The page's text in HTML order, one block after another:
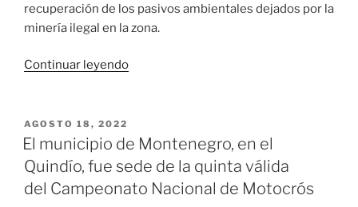
recuperación de los pasivos ambientales dejados por la
minería ilegal en la zona.
Continuar leyendo«Inició
recuperación
ambiental
para
salvar
PUBLICADO
EL
AGOSTO 18, 2022
El municipio de Montenegro, en el
Quindío, fue sede de la quinta válida
del Campeonato Nacional de Motocrós